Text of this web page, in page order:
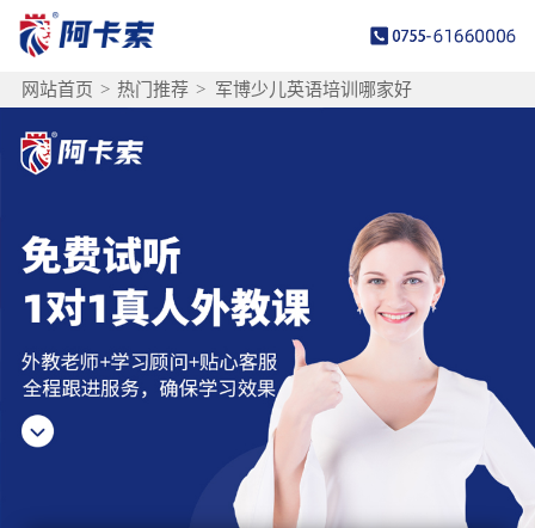
网站首页 > 热门推荐 > 军博少儿英语培训哪家好